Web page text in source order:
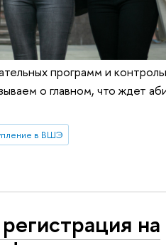
программ и
о главном, что ждет
в ВШЭ
на